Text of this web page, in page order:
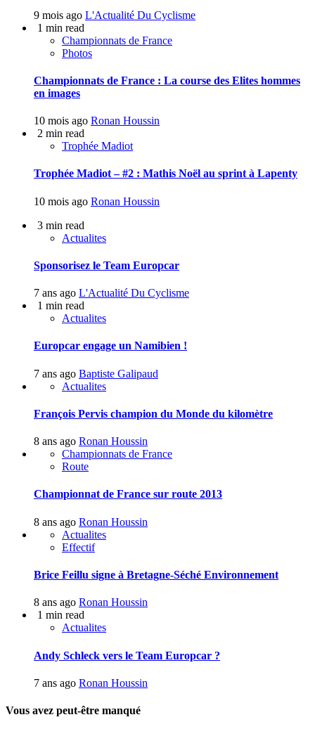
9 mois ago L'Actualité Du Cyclisme
1 min read
Championnats de France
Photos
Championnats de France : La course des Elites hommes
en images
10 mois ago Ronan Houssin
2 min read
Trophée Madiot
Trophée Madiot – #2 : Mathis Noël au sprint à Lapenty
10 mois ago Ronan Houssin
3 min read
Actualites
Sponsorisez le Team Europcar
7 ans ago L'Actualité Du Cyclisme
1 min read
Actualites
Europcar engage un Namibien !
7 ans ago Baptiste Galipaud
Actualites
François Pervis champion du Monde du kilomètre
8 ans ago Ronan Houssin
Championnats de France
Route
Championnat de France sur route 2013
8 ans ago Ronan Houssin
Actualites
Effectif
Brice Feillu signe à Bretagne-Séché Environnement
8 ans ago Ronan Houssin
1 min read
Actualites
Andy Schleck vers le Team Europcar ?
7 ans ago Ronan Houssin
Vous avez peut-être manqué